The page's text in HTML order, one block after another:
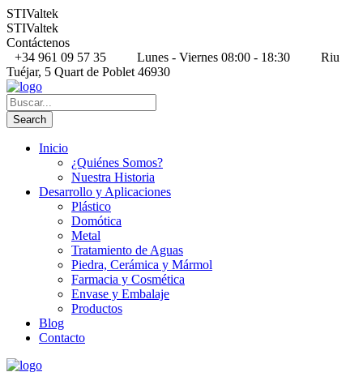
STIValtek
STIValtek
Contáctenos
+34 961 09 57 35
Lunes - Viernes 08:00 - 18:30
Riu
Tuéjar, 5 Quart de Poblet 46930
Inicio
¿Quiénes Somos?
Nuestra Historia
Desarrollo y Aplicaciones
Plástico
Domótica
Metal
Tratamiento de Aguas
Piedra, Cerámica y Mármol
Farmacia y Cosmética
Envase y Embalaje
Productos
Blog
Contacto